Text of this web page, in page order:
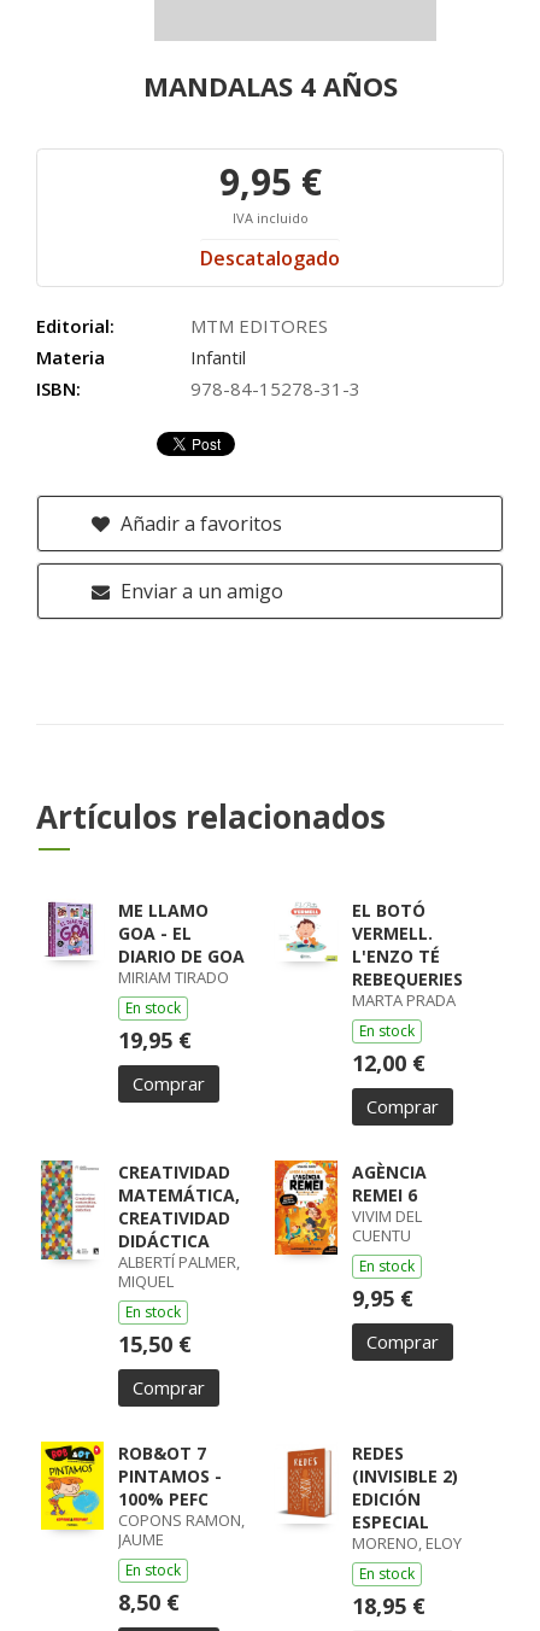
MANDALAS 4 AÑOS
9,95 €
IVA incluido
Descatalogado
Editorial:
MTM EDITORES
Materia
Infantil
ISBN:
978-84-15278-31-3
Añadir a favoritos
Enviar a un amigo
Artículos relacionados
ME LLAMO
GOA - EL
DIARIO DE GOA
MIRIAM TIRADO
En stock
19,95 €
Comprar
EL BOTÓ
VERMELL.
L'ENZO TÉ
REBEQUERIES
MARTA PRADA
En stock
12,00 €
Comprar
CREATIVIDAD
MATEMÁTICA,
CREATIVIDAD
DIDÁCTICA
ALBERTÍ PALMER,
MIQUEL
En stock
15,50 €
Comprar
AGÈNCIA
REMEI 6
VIVIM DEL
CUENTU
En stock
9,95 €
Comprar
ROB&OT 7
PINTAMOS -
100% PEFC
COPONS RAMON,
JAUME
En stock
8,50 €
REDES
(INVISIBLE 2)
EDICIÓN
ESPECIAL
MORENO, ELOY
En stock
18,95 €